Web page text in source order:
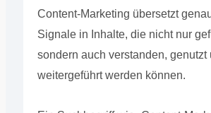
Content-Marketing übersetzt
Signale in Inhalte, die nicht nur
sondern auch verstanden, genutzt
weitergeführt werden können.